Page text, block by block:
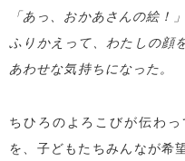
「あっ、おかあさんの絵！」
ふりかえって、わたしの顔
あわせな気持ちになった。
ちひろのよろこびが伝わ
を、子どもたちみんなが希